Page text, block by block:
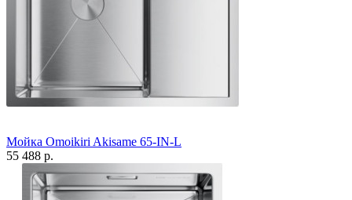
Мойка Omoikiri Akisame 65-IN-L
55 488 р.